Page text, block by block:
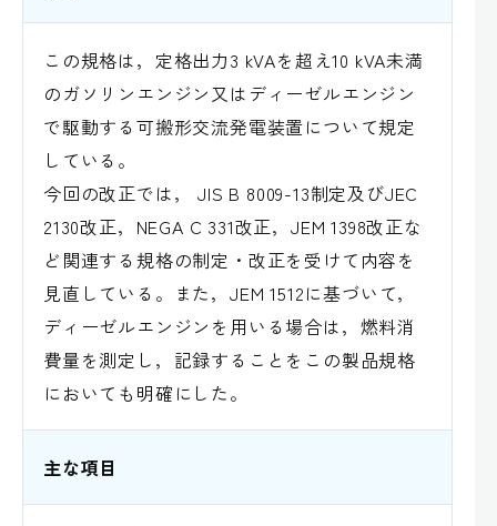
この規格は，定格出力3 kVAを超え10 kVA未満
のガソリンエンジン又はディーゼルエンジン
で駆動する可搬形交流発電装置について規定
している。
今回の改正では， JIS B 8009-13制定及びJEC
2130改正，NEGA C 331改正，JEM 1398改正な
ど関連する規格の制定・改正を受けて内容を
見直している。また，JEM 1512に基づいて，
ディーゼルエンジンを用いる場合は，燃料消
費量を測定し，記録することをこの製品規格
においても明確にした。
主な項目